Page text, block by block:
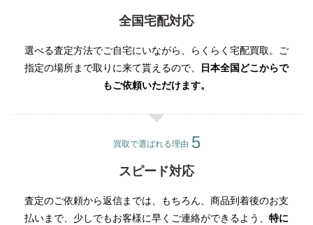
全国宅配対応
選べる査定方法でご自宅にいながら、らくらく宅配買取。ご
指定の場所まで取りに来て貰えるので、
日本全国どこからで
もご依頼いただけます。
買取で選ばれる理由
スピード対応
査定のご依頼から返信までは、もちろん、商品到着後のお支
払いまで、少しでもお客様に早くご連絡ができるよう、 特に